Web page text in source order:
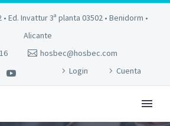
• Ed. Invattur 3ª planta 03502 • Benidorm •
Alicante
hosbec@hosbec.com
Login
Cuenta